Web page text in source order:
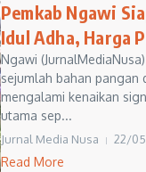
Pemkab Ngawi
Idul Adha, Harga
Ngawi
sejumlah bahan pangan
mengalami kenaikan
utama sep...
Jurnal Media Nusa 22/
Read More